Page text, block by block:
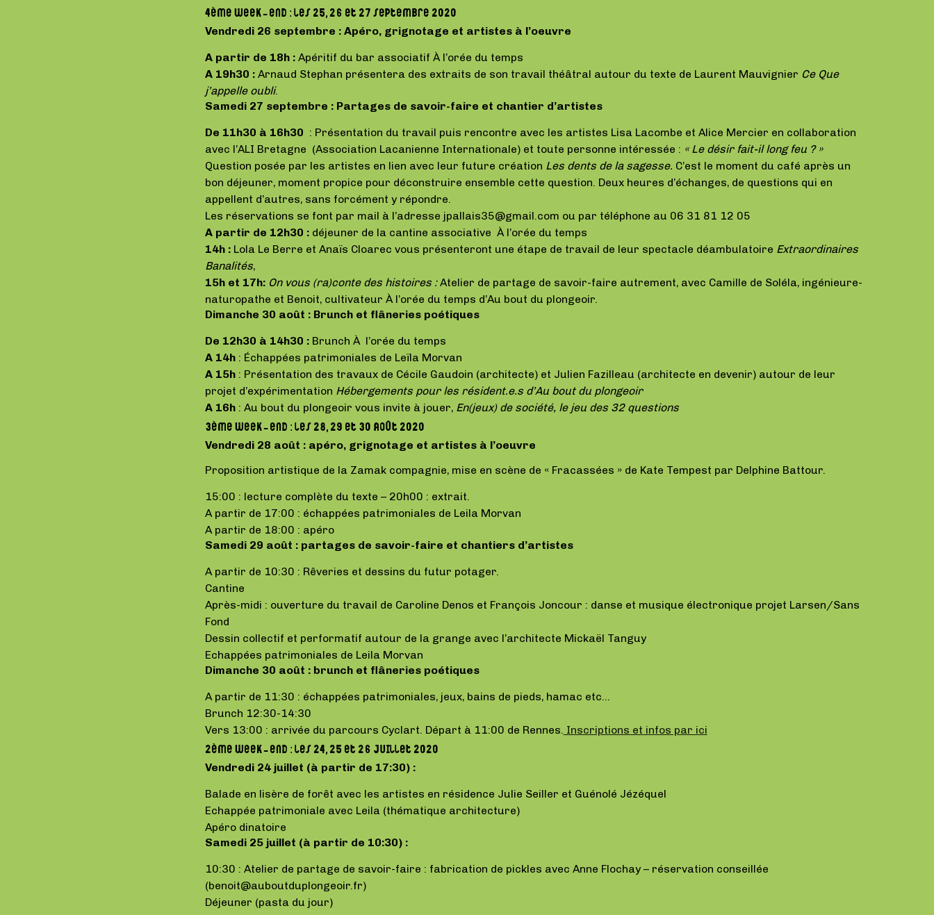
4ème week-end : les 25, 26 et 27 septembre 2020
Vendredi 26 septembre : Apéro, grignotage et artistes à l’oeuvre
A partir de 18h :Apéritif du bar associatif À l’orée du temps
A 19h30 : Arnaud Stephan présentera des extraits de son travail théâtral autour du texte de Laurent Mauvignier Ce Que
j’appelle oubli.
Samedi 27 septembre : Partages de savoir-faire et chantier d’artistes
De 11h30 à 16h30 : Présentation du travail puis rencontre avec les artistes Lisa Lacombe et Alice Mercier en collaboration
avec l’ALI Bretagne (Association Lacanienne Internationale) et toute personne intéressée : « Le désir fait-il long feu ? »
Question posée par les artistes en lien avec leur future création Les dents de la sagesse. C’est le moment du café après un
bon déjeuner, moment propice pour déconstruire ensemble cette question. Deux heures d’échanges, de questions qui en
appellent d’autres, sans forcément y répondre.
Les réservations se font par mail à l’adresse jpallais35@gmail.com ou par téléphone au 06 31 81 12 05
A partir de 12h30 :déjeuner de la cantine associative À l’orée du temps
14h : Lola Le Berre et Anaïs Cloarec vous présenteront une étape de travail de leur spectacle déambulatoire Extraordinaires
Banalités,
15h et 17h: On vous (ra)conte des histoires :Atelier de partage de savoir-faire autrement, avec Camille de Soléla, ingénieure-
naturopathe et Benoit, cultivateur À l’orée du temps d’Au bout du plongeoir.
Dimanche 30 août : Brunch et flâneries poétiques
De 12h30 à 14h30 : Brunch À l’orée du temps
A 14h: Échappées patrimoniales de Leïla Morvan
A 15h : Présentation des travaux de Cécile Gaudoin (architecte) et Julien Fazilleau (architecte en devenir) autour de leur
projet d’expérimentation Hébergements pour les résident.e.s d’Au bout du plongeoir
A 16h: Au bout du plongeoir vous invite à jouer, En(jeux) de société, le jeu des 32 questions
3ème week-end : les 28, 29 et 30 août 2020
Vendredi 28 août : apéro, grignotage et artistes à l’oeuvre
Proposition artistique de la Zamak compagnie, mise en scène de « Fracassées » de Kate Tempest par Delphine Battour.
15:00 : lecture complète du texte – 20h00 : extrait.
A partir de 17:00 : échappées patrimoniales de Leila Morvan
A partir de 18:00 : apéro
Samedi 29 août : partages de savoir-faire et chantiers d’artistes
A partir de 10:30 : Rêveries et dessins du futur potager.
Cantine
Après-midi : ouverture du travail de Caroline Denos et François Joncour : danse et musique électronique projet Larsen/Sans
Fond
Dessin collectif et performatif autour de la grange avec l’architecte Mickaël Tanguy
Echappées patrimoniales de Leila Morvan
Dimanche 30 août : brunch et flâneries poétiques
A partir de 11:30 : échappées patrimoniales, jeux, bains de pieds, hamac etc…
Brunch 12:30-14:30
Vers 13:00 : arrivée du parcours Cyclart. Départ à 11:00 de Rennes. Inscriptions et infos par ici
2ème week-end : les 24, 25 et 26 juillet 2020
Vendredi 24 juillet (à partir de 17:30) :
Balade en lisère de forêt avec les artistes en résidence Julie Seiller et Guénolé Jézéquel
Echappée patrimoniale avec Leila (thématique architecture)
Apéro dinatoire
Samedi 25 juillet (à partir de 10:30) :
10:30 : Atelier de partage de savoir-faire : fabrication de pickles avec Anne Flochay – réservation conseillée
(benoit@auboutduplongeoir.fr)
Déjeuner (pasta du jour)